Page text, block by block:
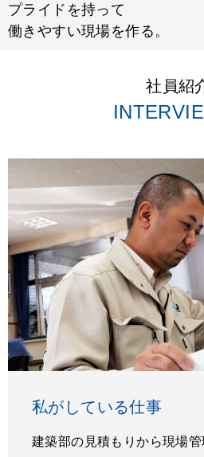
プライドを持って
働きやすい現場を作る。
社員紹
私がしている仕事
建築部の見積もりから現場